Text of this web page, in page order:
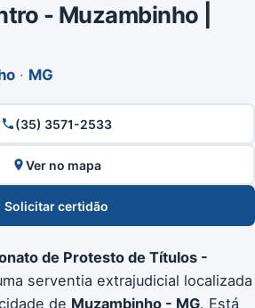
- Muzambinho |
· MG
(35) 3571-2533
Ver no mapa
Solicitar certidão
de Protesto de Títulos -
serventia extrajudicial localizada
de Muzambinho - MG. Está